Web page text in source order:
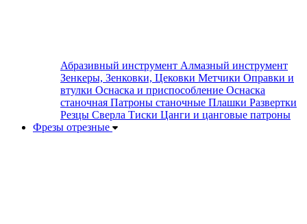
Абразивный инструмент Алмазный инструмент
Зенкеры, Зенковки, Цековки Метчики Оправки и
втулки Оснаска и приспособление Оснаска
станочная Патроны станочные Плашки Развертки
Резцы Сверла Тиски Цанги и цанговые патроны
Фрезы отрезные